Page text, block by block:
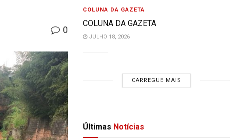
0
COLUNA DA GAZETA
COLUNA DA GAZETA
JULHO 18, 2026
CARREGUE MAIS
Últimas Notícias